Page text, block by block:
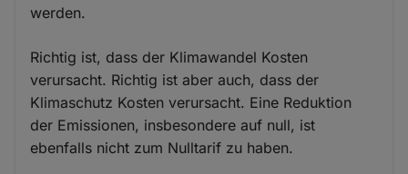
werden.
Richtig ist, dass der Klimawandel Kosten
verursacht. Richtig ist aber auch, dass der
Klimaschutz Kosten verursacht. Eine Reduktion
der Emissionen, insbesondere auf null, ist
ebenfalls nicht zum Nulltarif zu haben.